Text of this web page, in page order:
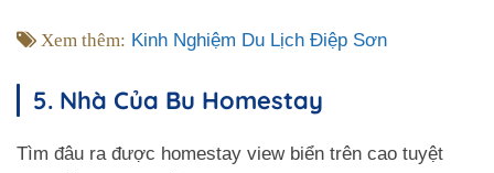
Xem thêm: Kinh Nghiệm Du Lịch Điệp Sơn
5. Nhà Của Bu Homestay
Tìm đâu ra được homestay view biển trên cao tuyệt